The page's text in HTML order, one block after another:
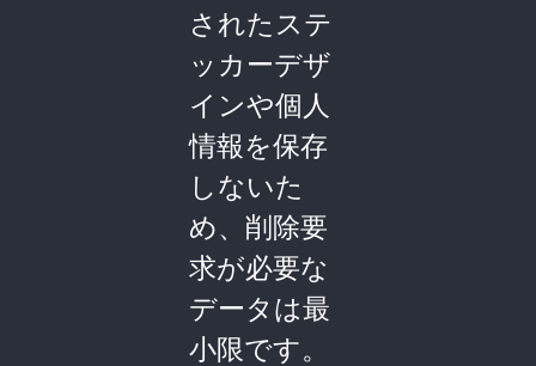
されたステ
ッカーデザ
インや個人
情報を保存
しないた
め、削除要
求が必要な
データは最
小限です。